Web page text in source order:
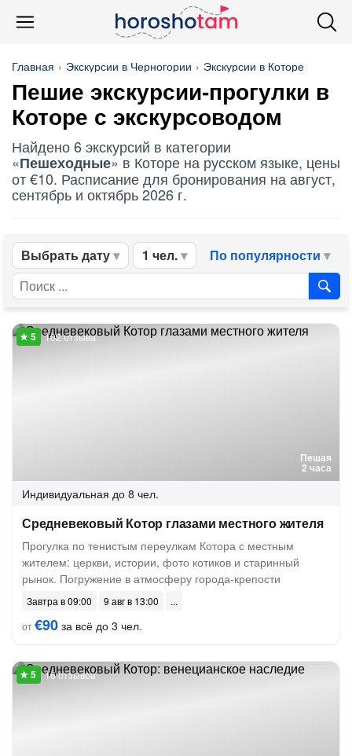
Главная Экскурсии в Черногории Экскурсии в Которе
Пешие экскурсии-прогулки в
Которе с экскурсоводом
Найдено 6 экскурсий в категории
«Пешеходные» в Которе на русском языке, цены
от €10. Расписание для бронирования на август,
сентябрь и октябрь 2026 г.
Выбрать дату 1 чел. По популярности
Пешая
2 часа
102 отзыва
Индивидуальная до 8 чел.
Средневековый Котор глазами местного жителя
Прогулка по тенистым переулкам Котора с местным
жителем: церкви, истории, фото котиков и старинный
рынок. Погружение в атмосферу города-крепости
Завтра в 09:00
9 авг в 13:00
от€90 за всё до 3 чел.
16 отзывов